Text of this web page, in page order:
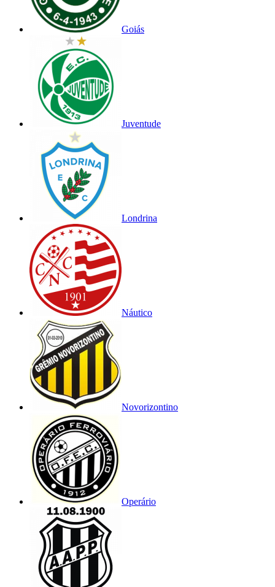
Goiás
Juventude
Londrina
Náutico
Novorizontino
Operário